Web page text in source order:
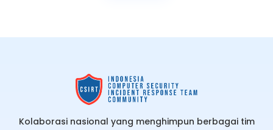
Kolaborasi nasional yang menghimpun berbagai tim